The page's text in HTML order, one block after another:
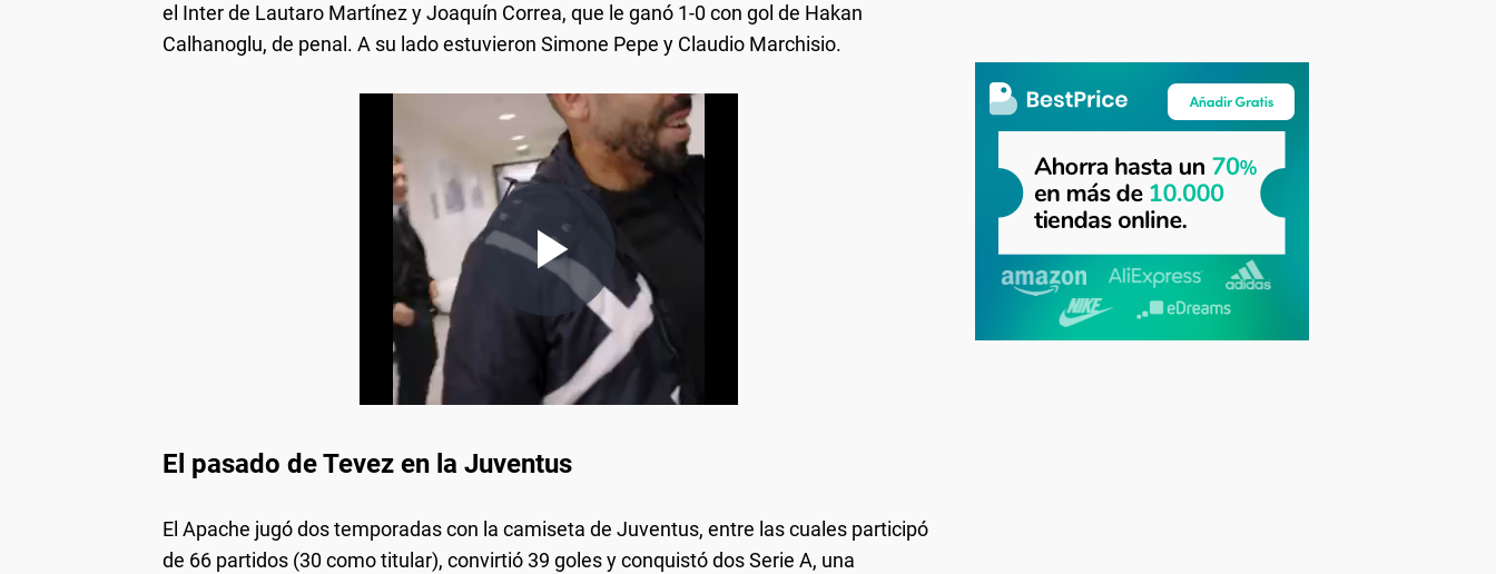
el Inter de Lautaro Martínez y Joaquín Correa, que le ganó 1-0 con gol de Hakan
Calhanoglu, de penal. A su lado estuvieron Simone Pepe y Claudio Marchisio.
El pasado de Tevez en la Juventus
El Apache jugó dos temporadas con la camiseta de Juventus, entre las cuales participó
de 66 partidos (30 como titular), convirtió 39 goles y conquistó dos Serie A, una